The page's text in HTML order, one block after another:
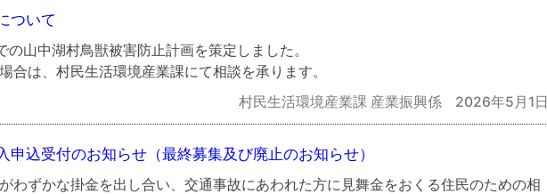
ついて
山中湖村鳥獣被害防止計画を策定しました。
合は、村民生活環境産業課にて相談を承ります。
村民生活環境産業課 産業振興係
2026年5月1日
込受付のお知らせ（最終募集及び廃止のお知らせ）
わずかな掛金を出し合い、交通事故にあわれた方に見舞金をおくる住民のための相